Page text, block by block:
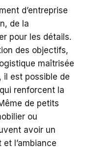
d’entreprise
de la
pour les détails.
des objectifs,
maîtrisée
il est possible de
renforcent la
de petits
ou
avoir un
l’ambiance